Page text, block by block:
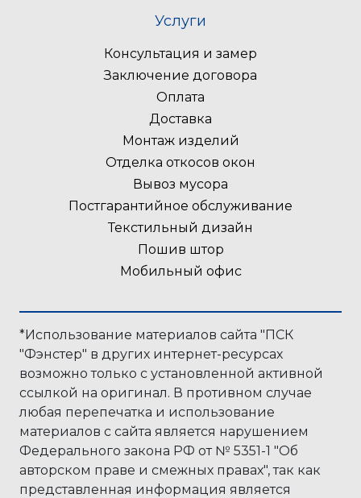
Услуги
Консультация и замер
Заключение договора
Оплата
Доставка
Монтаж изделий
Отделка откосов окон
Вывоз мусора
Постгарантийное обслуживание
Текстильный дизайн
Пошив штор
Мобильный офис
*Использование материалов сайта "ПСК
"Фэнстер" в других интернет-ресурсах
возможно только с установленной активной
ссылкой на оригинал. В противном случае
любая перепечатка и иcпользование
материалов с сайта является нарушением
Федерального закона РФ от № 5351-1 "Об
авторском праве и смежных правах", так как
представленная информация является